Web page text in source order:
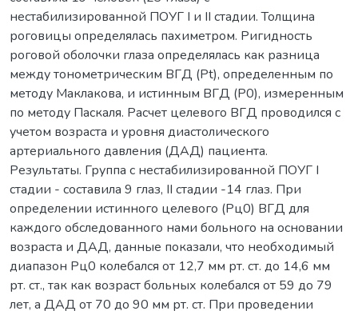
нестабилизированной ПОУГ I и II стадии. Толщина
роговицы определялась пахиметром. Ригидность
роговой оболочки глаза определялась как разница
между тонометрическим ВГД (Pt), определенным по
методу Маклакова, и истинным ВГД (Р0), измеренным
по методу Паскаля. Расчет целевого ВГД проводился с
учетом возраста и уровня диастолического
артериального давления (ДАД) пациента.
Результаты. Группа с нестабилизированной ПОУГ I
стадии - составила 9 глаз, II стадии -14 глаз. При
определении истинного целевого (Pц0) ВГД для
каждого обследованного нами больного на основании
возраста и ДАД, данные показали, что необходимый
диапазон Pц0 колебался от 12,7 мм рт. ст. до 14,6 мм
рт. ст., так как возраст больных колебался от 59 до 79
лет, а ДАД от 70 до 90 мм рт. ст. При проведении